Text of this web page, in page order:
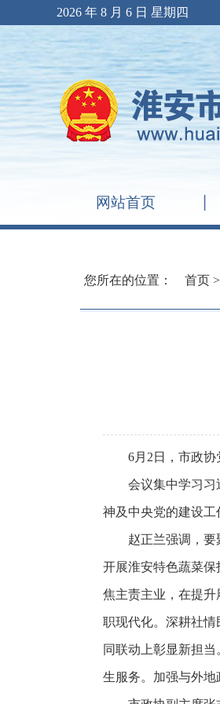
2026 年 8 月 6 日 星期四
网站首页
您所在的位置： 首页 >
6月2日，市政
会议集中学习
神及中央党的建设工
赵正兰强调，要
开展淮安特色蔬菜
焦主责主业，在提
职现代化。深耕社
同联动上彰显新担
生服务。加强与外地